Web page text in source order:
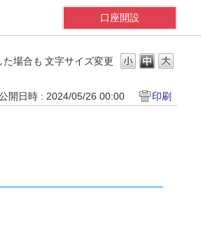
口座開設
文字サイズ変更
場合も
開日時 : 2024/05/26 00:00 印刷